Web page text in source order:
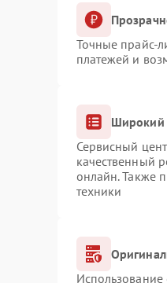
Точные прайс-
платежей и
Широкий
Сервисный
качественный
онлайн. Также
техники